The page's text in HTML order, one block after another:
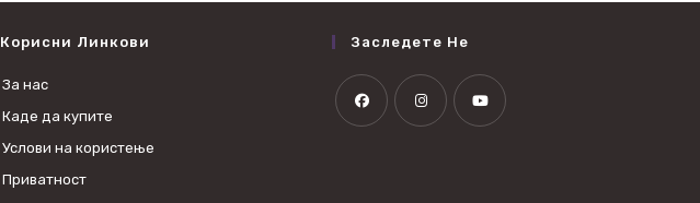
Корисни Линкови
За нас
Каде да купите
Услови на користење
Приватност
Заследете Не